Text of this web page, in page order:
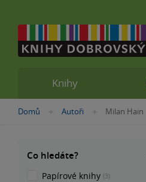
Nacházíte
Domů »Autoři »
Milan Hain
Co hledáte?
Papírové knihy (3)
Knihy